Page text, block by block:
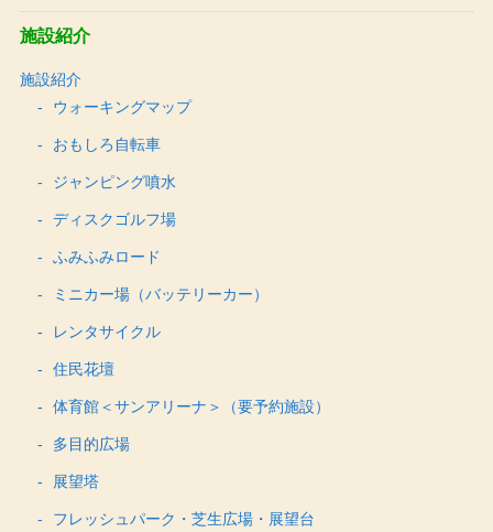
施設紹介
施設紹介
ウォーキングマップ
おもしろ自転車
ジャンピング噴水
ディスクゴルフ場
ふみふみロード
ミニカー場（バッテリーカー）
レンタサイクル
住民花壇
体育館＜サンアリーナ＞（要予約施設）
多目的広場
展望塔
フレッシュパーク・芝生広場・展望台